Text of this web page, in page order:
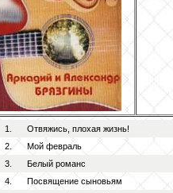
1.
Отвяжись, плохая жизнь!
2.
Мой февраль
3.
Белый романс
4.
Посвящение сыновьям